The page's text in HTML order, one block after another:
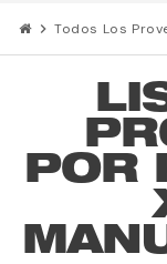
chevron_right Todos Los
POR